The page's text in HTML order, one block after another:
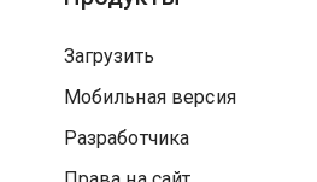
Загрузить
Мобильная версия
Разработчика